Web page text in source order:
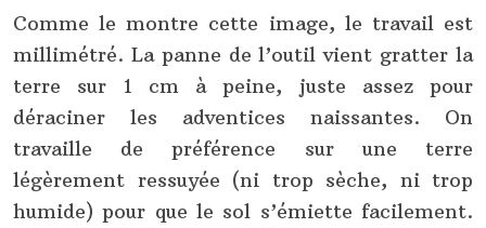
Comme le montre cette image, le travail est
millimétré. La panne de l’outil vient gratter la
terre sur 1 cm à peine, juste assez pour
déraciner les adventices naissantes. On
travaille de préférence sur une terre
légèrement ressuyée (ni trop sèche, ni trop
humide) pour que le sol s’émiette facilement.